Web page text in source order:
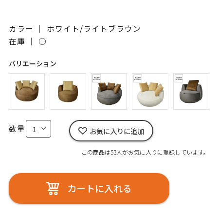
カラー ｜ ホワイト/ライトブラウン
在庫 ｜ ○
バリエーション
数量 お気に入りに追加
この商品は53人がお気に入りに登録しています。
カートに入れる